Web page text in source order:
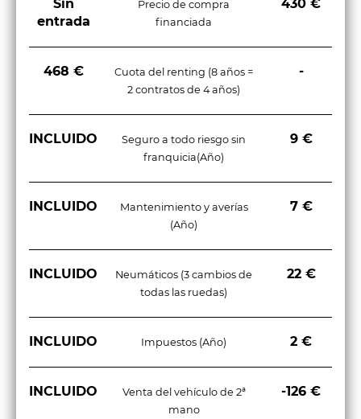
Climatizador automático bizona
Limpiaparabrisas con sensor de lluvia
Sin
entrada
Precio de compra
financiada
430 €
468 €
Cuota del renting (8 años =
2 contratos de 4 años)
-
INCLUIDO
Seguro a todo riesgo sin
franquicia(Año)
9 €
INCLUIDO
Mantenimiento y averías
(Año)
7 €
INCLUIDO
Neumáticos (3 cambios de
todas las ruedas)
22 €
INCLUIDO Impuestos (Año) 2 €
INCLUIDO
Venta del vehículo de 2ª
mano
-126 €